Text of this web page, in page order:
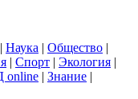
| Наука | Общество |
| Спорт | Экология |
online | Знание |